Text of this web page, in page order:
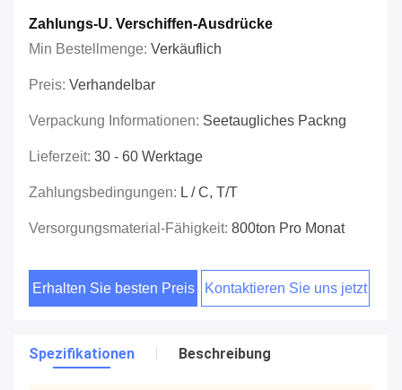
Zahlungs-U. Verschiffen-Ausdrücke
Min Bestellmenge: Verkäuflich
Preis: Verhandelbar
Verpackung Informationen: Seetaugliches Packng
Lieferzeit: 30 - 60 Werktage
Zahlungsbedingungen: L / C, T/T
Versorgungsmaterial-Fähigkeit: 800ton Pro Monat
Erhalten Sie besten Preis Kontaktieren Sie uns jetzt
Spezifikationen Beschreibung